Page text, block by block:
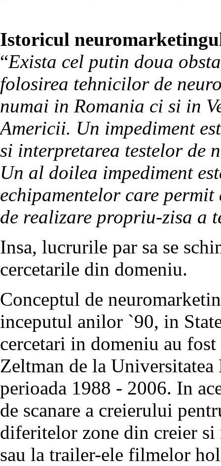
Istoricul
“Exista cel putin doua
folosirea tehnicilor de
numai in Romania ci si in
Americii. Un impediment
si interpretarea testelor de
Un al doilea impediment
echipamentelor care permit
de realizare propriu-zisa a
Insa, lucrurile par sa se
cercetarile din domeniu.
Conceptul de
inceputul anilor `90, in
cercetari in domeniu au
Zeltman de la
perioada 1988 - 2006. In
de scanare a creierului
diferitelor zone din creier si
sau la trailer-ele filmelor